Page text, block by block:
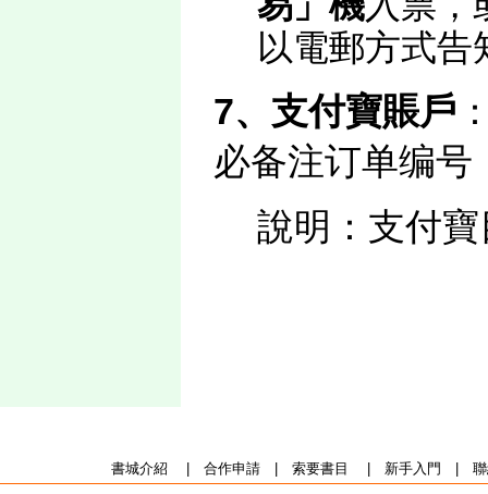
以電郵方式告
7、支付寶賬戶
必备注订单编号
說明：支付
書城介紹 合作申請| 索要書目 新手入門